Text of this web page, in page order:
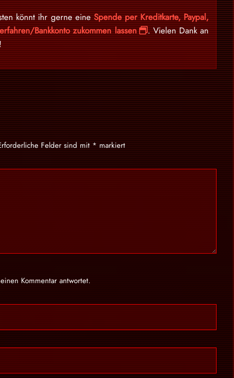
könnt ihr gerne eineSpende per Kreditkarte, Paypal,
Bankkonto zukommen lassen
. Vielen Dank an
Felder sind mit*markiert
Kommentar antwortet.